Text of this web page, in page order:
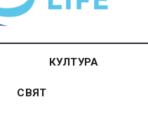
КУЛТУРА
СВЯТ